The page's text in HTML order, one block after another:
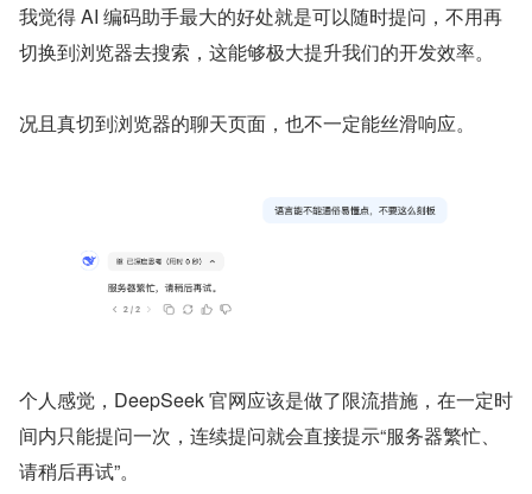
我觉得 AI 编码助手最大的好处就是可以随时提问，不用再
切换到浏览器去搜索，这能够极大提升我们的开发效率。
况且真切到浏览器的聊天页面，也不一定能丝滑响应。
个人感觉，DeepSeek 官网应该是做了限流措施，在一定时
间内只能提问一次，连续提问就会直接提示“服务器繁忙、
请稍后再试”。